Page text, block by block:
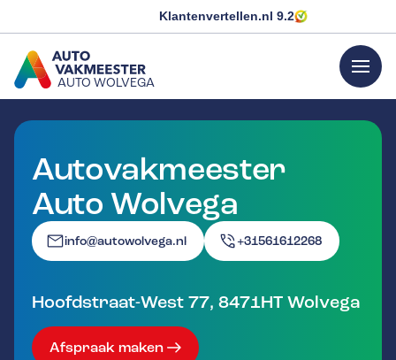
Klantenvertellen.nl 9.2
AUTO WOLVEGA
GA NAAR DE HOMEPAGINA
menu
Autovakmeester
Auto Wolvega
info@autowolvega.nl +31561612268
Hoofdstraat-West 77, 8471HT Wolvega
Afspraak maken